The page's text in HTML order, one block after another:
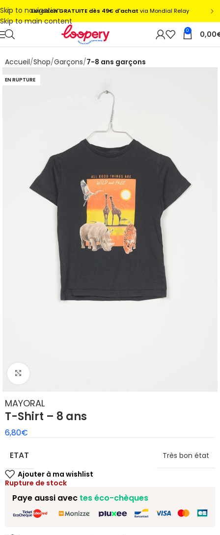
Skip to navigation
Skip to main content
0 0,00
Accueil Shop Garçons 7-8 ans garçons
EN RUPTURE
MAYORAL
T-Shirt – 8 ans
6,80€
ETAT
Très bon état
Rupture de stock
Paye aussi avec tes éco-chèques